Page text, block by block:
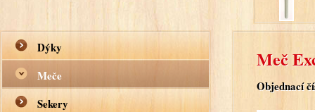
Dýky
Meče
Sekery
Meč
Objednací